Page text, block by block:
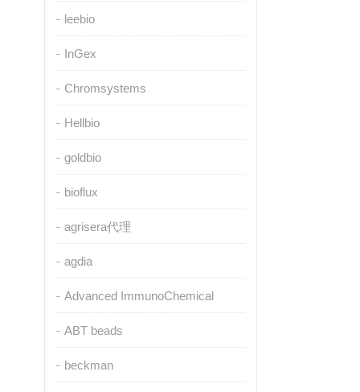
leebio
InGex
Chromsystems
Hellbio
goldbio
bioflux
agrisera代理
agdia
Advanced ImmunoChemical
ABT beads
beckman